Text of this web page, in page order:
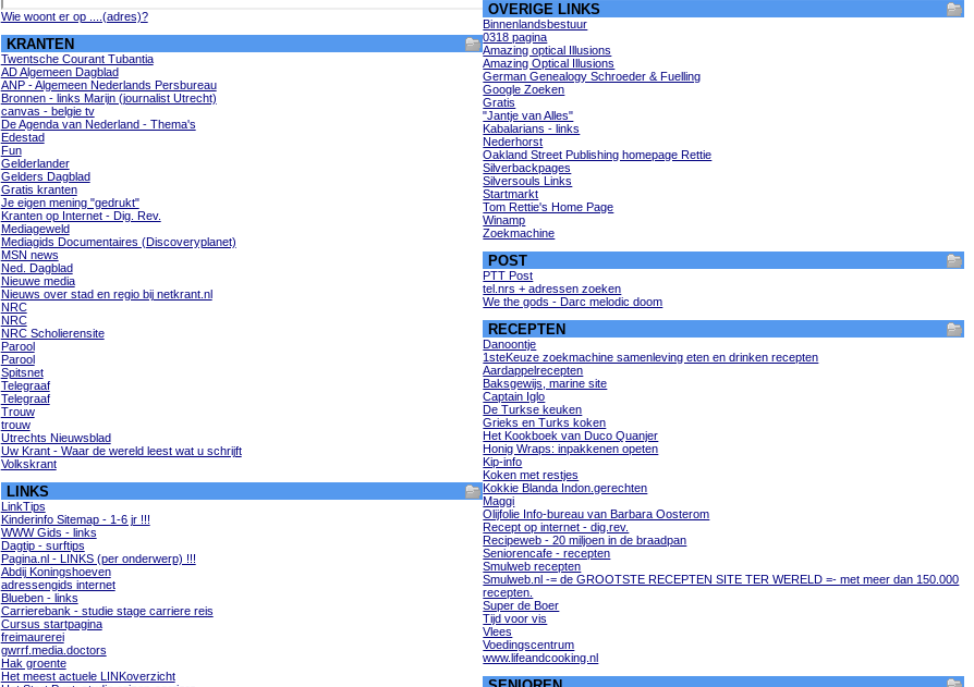
Wie woont er op ....(adres)?
KRANTEN
Twentsche Courant Tubantia
AD Algemeen Dagblad
ANP - Algemeen Nederlands Persbureau
Bronnen - links Marijn (journalist Utrecht)
canvas - belgie tv
De Agenda van Nederland - Thema's
Edestad
Fun
Gelderlander
Gelders Dagblad
Gratis kranten
Je eigen mening "gedrukt"
Kranten op Internet - Dig. Rev.
Mediageweld
Mediagids Documentaires (Discoveryplanet)
MSN news
Ned. Dagblad
Nieuwe media
Nieuws over stad en regio bij netkrant.nl
NRC
NRC
NRC Scholierensite
Parool
Parool
Spitsnet
Telegraaf
Telegraaf
Trouw
trouw
Utrechts Nieuwsblad
Uw Krant - Waar de wereld leest wat u schrijft
Volkskrant
LINKS
LinkTips
Kinderinfo Sitemap - 1-6 jr !!!
WWW Gids - links
Dagtip - surftips
Pagina.nl - LINKS (per onderwerp) !!!
Abdij Koningshoeven
adressengids internet
Blueben - links
Carrierebank - studie stage carriere reis
Cursus startpagina
freimaurerei
gwrrf.media.doctors
Hak groente
Het meest actuele LINKoverzicht
OVERIGE LINKS
Binnenlandsbestuur
0318 pagina
Amazing optical Illusions
Amazing Optical Illusions
German Genealogy Schroeder & Fuelling
Google Zoeken
Gratis
"Jantje van Alles"
Kabalarians - links
Nederhorst
Oakland Street Publishing homepage Rettie
Silverbackpages
Silversouls Links
Startmarkt
Tom Rettie's Home Page
Winamp
Zoekmachine
POST
PTT Post
tel.nrs + adressen zoeken
We the gods - Darc melodic doom
RECEPTEN
Danoontje
1steKeuze zoekmachine samenleving eten en drinken recepten
Aardappelrecepten
Baksgewijs, marine site
Captain Iglo
De Turkse keuken
Grieks en Turks koken
Het Kookboek van Duco Quanjer
Honig Wraps: inpakkenen opeten
Kip-info
Koken met restjes
Kokkie Blanda Indon.gerechten
Maggi
Olijfolie Info-bureau van Barbara Oosterom
Recept op internet - dig.rev.
Recipeweb - 20 miljoen in de braadpan
Seniorencafe - recepten
Smulweb recepten
Smulweb.nl -= de GROOTSTE RECEPTEN SITE TER WERELD =- met meer dan 150.000
recepten.
Super de Boer
Tijd voor vis
Vlees
Voedingscentrum
www.lifeandcooking.nl